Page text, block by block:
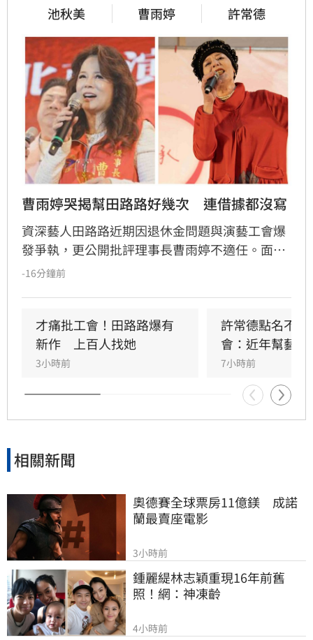
池秋美 曹雨婷 許常德
曹雨婷哭揭幫田路路好幾次　連借據都沒寫
資深藝人田路路近期因退休金問題與演藝工會爆
發爭執，更公開批評理事長曹雨婷不適任。面對
指控，曹雨婷日前發布聲明反擊，並在受訪時落
-16分鐘前
才痛批工會！田路路爆有
新作　上百人找她
3小時前
許常德點名不透
會：近年幫藝人
7小時前
相關新聞
奧德賽全球票房11億鎂　成諾
蘭最賣座電影
3小時前
鍾麗緹林志穎重現16年前舊
照！網：神凍齡
4小時前